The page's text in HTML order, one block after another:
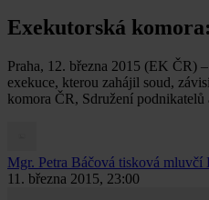
Exekutorská
Praha, 12. března 2015 (EK ČR)
exekuce, kterou zahájil soud,
komora ČR, Sdružení
Mgr. Petra Báčová tisková mluvčí
11. března 2015, 23:00